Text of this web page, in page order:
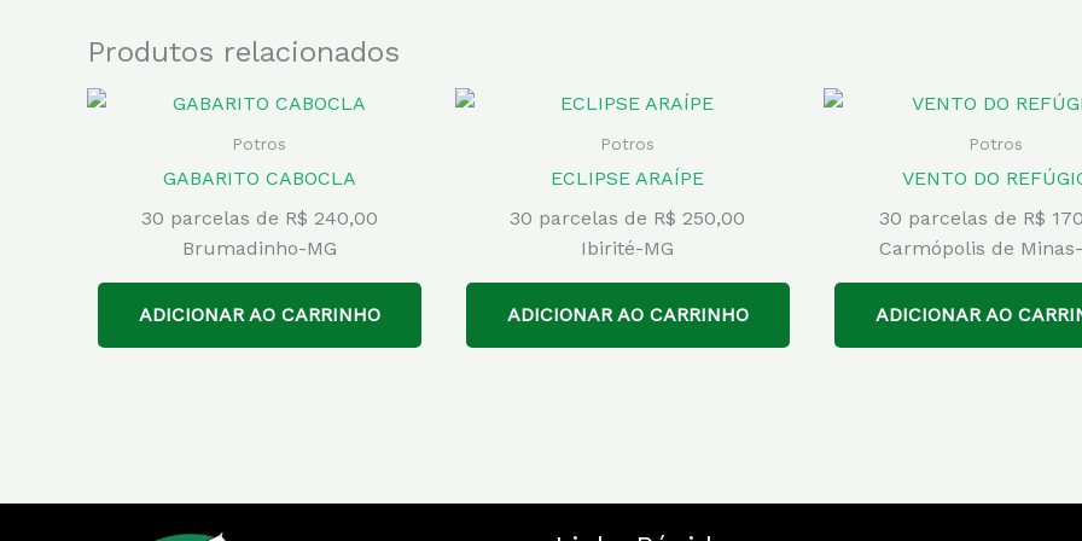
Produtos relacionados
Potros
GABARITO CABOCLA
30 parcelas de R$ 240,00
Brumadinho-MG
ADICIONAR AO CARRINHO
Potros
ECLIPSE ARAÍPE
30 parcelas de R$ 250,00
Ibirité-MG
ADICIONAR AO CARRINHO
Potros
VENTO DO
30 parcelas de R$
Carmópolis de
ADICIONAR AO